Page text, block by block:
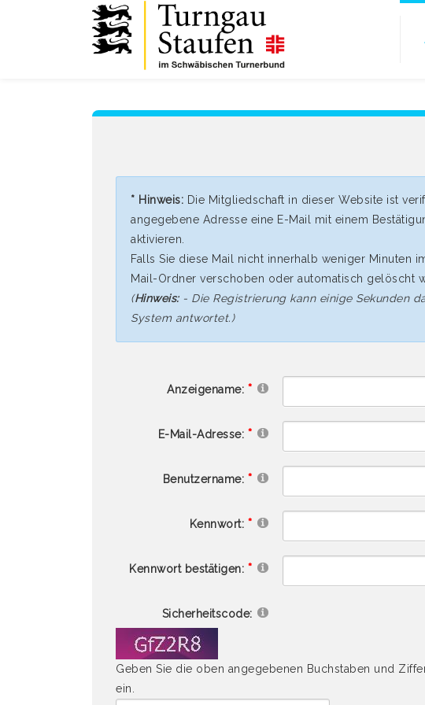
* Hinweis: Die Mitgliedschaft in dieser Website ist
angegebene Adresse eine E-Mail mit einem
aktivieren.
Falls Sie diese Mail nicht innerhalb weniger Minuten
Mail-Ordner verschoben oder automatisch gelöscht
(Hinweis:- Die Registrierung kann einige Sekunden
System antwortet.)
Anzeigename:
E-Mail-Adresse:
Benutzername:
Kennwort:
Kennwort bestätigen:
Sicherheitscode:
Geben Sie die oben angegebenen Buchstaben und
ein.